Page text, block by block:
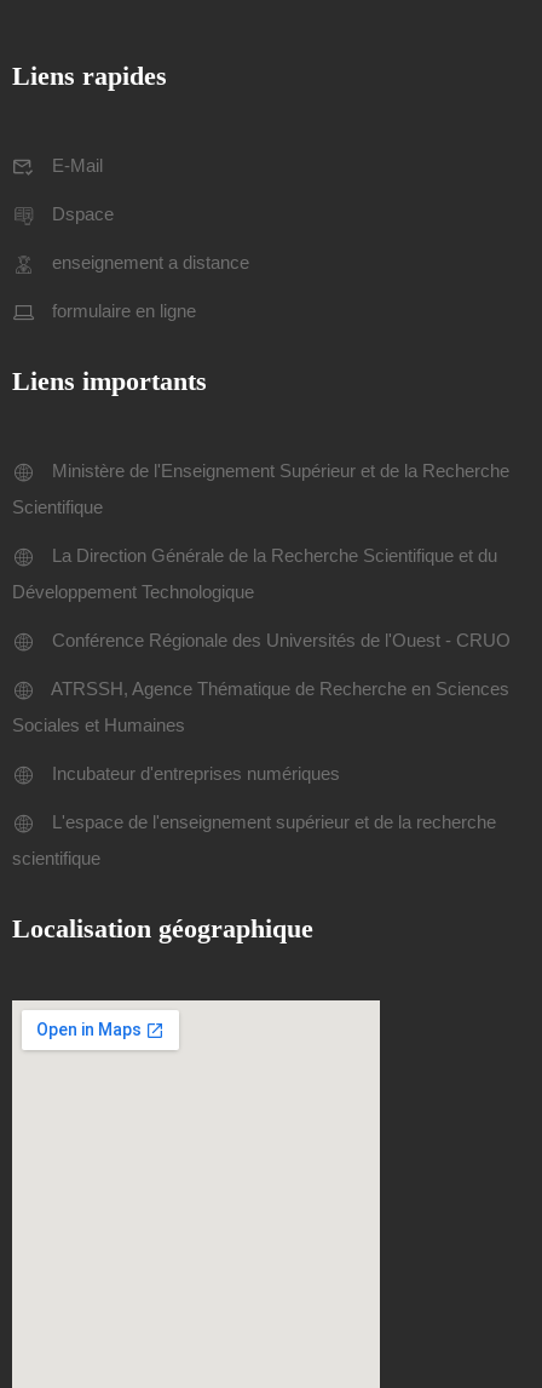
Liens rapides
E-Mail
Dspace
enseignement a distance
formulaire en ligne
Liens importants
Ministère de l'Enseignement Supérieur et de la Recherche
Scientifique
La Direction Générale de la Recherche Scientifique et du
Développement Technologique
Conférence Régionale des Universités de l'Ouest - CRUO
ATRSSH, Agence Thématique de Recherche en Sciences
Sociales et Humaines
Incubateur d'entreprises numériques
L'espace de l'enseignement supérieur et de la recherche
scientifique
Localisation géographique